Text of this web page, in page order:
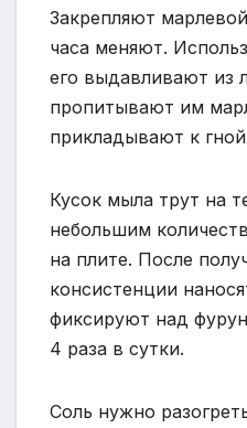
Закрепляют
часа меняют.
его выдавливают из
пропитывают им
прикладывают к
Кусок мыла трут на
небольшим
на плите. После
консистенции
фиксируют над
4 раза в сутки.
Соль нужно